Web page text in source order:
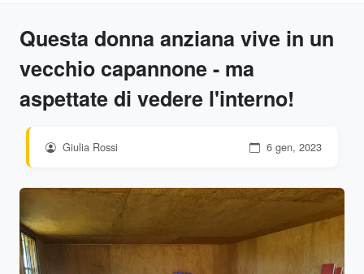
Questa donna anziana vive in un
vecchio capannone - ma
aspettate di vedere l'interno!
Giulia Rossi 6 gen, 2023